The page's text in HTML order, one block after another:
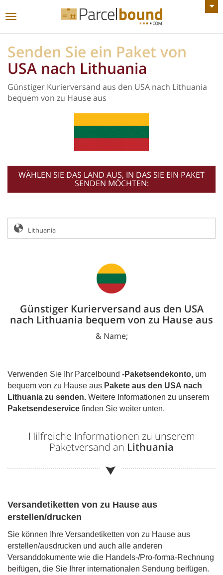
ALLE ANKÜNDIGUNGEN ANZEIGEN
Toggle
Senden Sie ein Paket von
USA nach Lithuania
Günstiger Kurierversand aus den USA nach Lithuania
bequem von zu Hause aus
WÄHLEN SIE DAS LAND AUS, IN DAS SIE EIN PAKET
SENDEN MÖCHTEN:
Günstiger Kurierversand aus den USA
nach Lithuania bequem von zu Hause aus
& Name;
Verwenden Sie Ihr Parcelbound -Paketsendekonto, um
bequem von zu Hause aus Pakete aus den USA nach
Lithuania zu senden. Weitere Informationen zu unserem
Paketsendeservice finden Sie weiter unten.
Hilfreiche Informationen zu unserem
Paketversand an Lithuania
Versandetiketten von zu Hause aus
erstellen/drucken
Sie können Ihre Versandetiketten von zu Hause aus
erstellen/ausdrucken und auch alle anderen
Versanddokumente wie die Handels-/Pro-forma-Rechnung
beifügen, die Sie Ihrer internationalen Sendung beifügen.